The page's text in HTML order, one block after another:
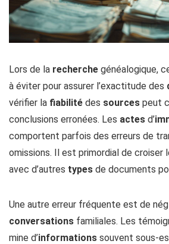
Lors de la recherche généalogique,
à éviter pour assurer l’exactitude des
vérifier la fiabilité des sources peut
conclusions erronées. Les actes d’
comportent parfois des erreurs de
omissions. Il est primordial de croiser
avec d’autres types de documents
Une autre erreur fréquente est de
conversations familiales. Les
mine d’informations souvent sous-